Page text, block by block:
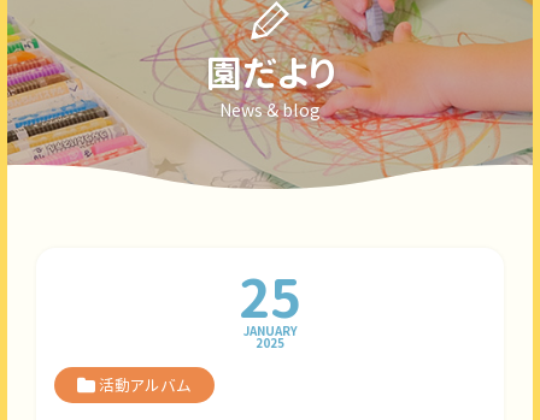
園だより
News & blog
25
JANUARY
2025
活動アルバム